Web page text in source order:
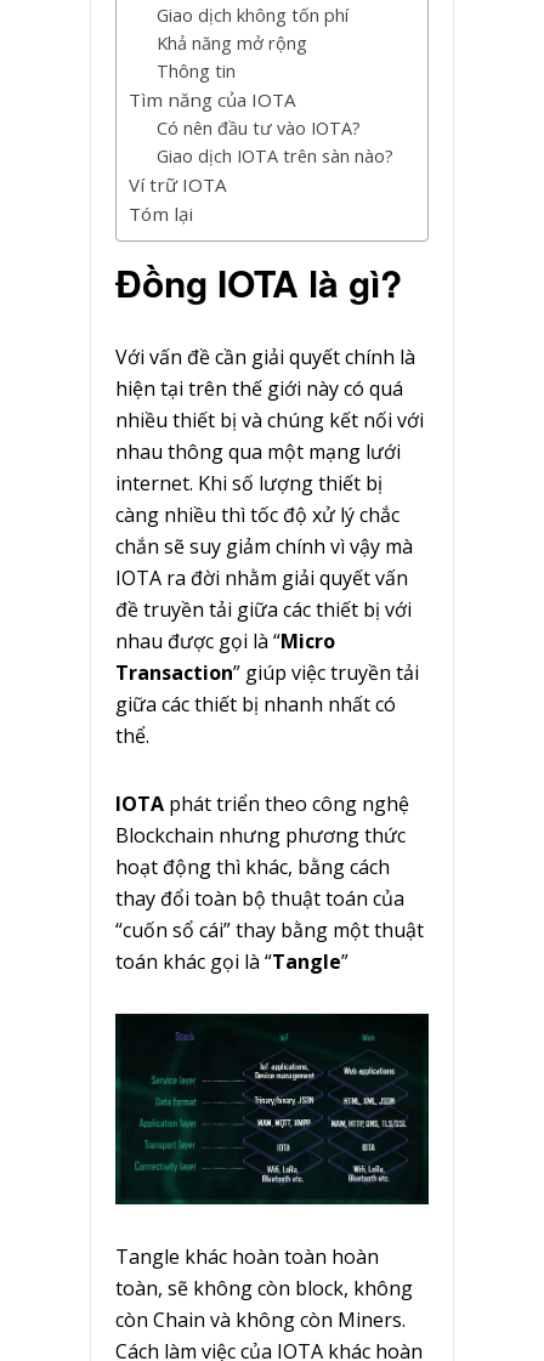
Giao dịch không tốn phí
Khả năng mở rộng
Thông tin
Tìm năng của IOTA
Có nên đầu tư vào IOTA?
Giao dịch IOTA trên sàn nào?
Ví trữ IOTA
Tóm lại
Đồng IOTA là gì?
Với vấn đề cần giải quyết chính là
hiện tại trên thế giới này có quá
nhiều thiết bị và chúng kết nối với
nhau thông qua một mạng lưới
internet. Khi số lượng thiết bị
càng nhiều thì tốc độ xử lý chắc
chắn sẽ suy giảm chính vì vậy mà
IOTA ra đời nhằm giải quyết vấn
đề truyền tải giữa các thiết bị với
nhau được gọi là “Micro
Transaction” giúp việc truyền tải
giữa các thiết bị nhanh nhất có
thể.
IOTA phát triển theo công nghệ
Blockchain nhưng phương thức
hoạt động thì khác, bằng cách
thay đổi toàn bộ thuật toán của
“cuốn sổ cái” thay bằng một thuật
toán khác gọi là “Tangle”
Tangle khác hoàn toàn hoàn
toàn, sẽ không còn block, không
còn Chain và không còn Miners.
Cách làm việc của IOTA khác hoàn